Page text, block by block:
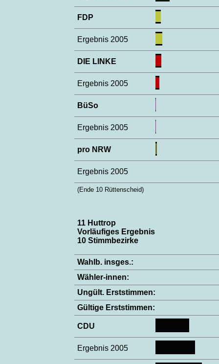
FDP
Ergebnis 2005
DIE LINKE
Ergebnis 2005
BüSo
Ergebnis 2005
pro NRW
Ergebnis 2005
(Ende 10 Rüttenscheid)
11 Huttrop
Vorläufiges Ergebnis
10 Stimmbezirke
Wahlb. insges.:
Wähler-innen:
Ungült. Erststimmen:
Gültige Erststimmen:
CDU
Ergebnis 2005